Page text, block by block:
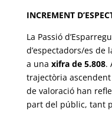
INCREMENT
La Passió
d’espectadors/es
a una xifra de 5.808.
trajectòria ascendent
de valoració han
part del públic, tant